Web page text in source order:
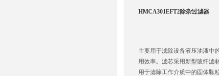
HMCA301EFT2除杂过滤器
主要用于滤除设备液压油液中
用效率。滤芯采用新型玻纤滤
用于滤除工作介质中的固体颗